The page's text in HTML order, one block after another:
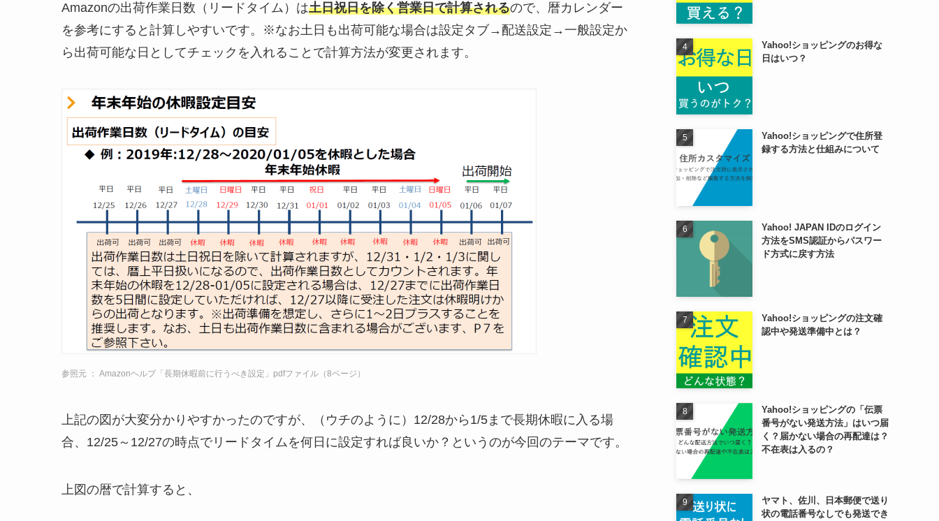
Amazonの出荷作業日数（リードタイム）は土日祝日を除く営業日で計算されるので、暦カレンダー
を参考にすると計算しやすいです。※なお土日も出荷可能な場合は設定タブ→配送設定→一般設定か
ら出荷可能な日としてチェックを入れることで計算方法が変更されます。
参照元 ： Amazonヘルプ「長期休暇前に行うべき設定」pdfファイル（8ページ）
上記の図が大変分かりやすかったのですが、（ウチのように）12/28から1/5まで長期休暇に入る場
合、12/25～12/27の時点でリードタイムを何日に設定すれば良いか？というのが今回のテーマです。
上図の暦で計算すると、
Yahoo!ショッピングのお得な
日はいつ？
Yahoo!ショッピングで住所登
録する方法と仕組みについて
Yahoo! JAPAN IDのログイン
方法をSMS認証からパスワー
ド方式に戻す方法
Yahoo!ショッピングの注文確
認中や発送準備中とは？
Yahoo!ショッピングの「伝票
番号がない発送方法」はいつ届
く？届かない場合の再配達は？
不在表は入るの？
ヤマト、佐川、日本郵便で送り
状の電話番号なしでも発送でき